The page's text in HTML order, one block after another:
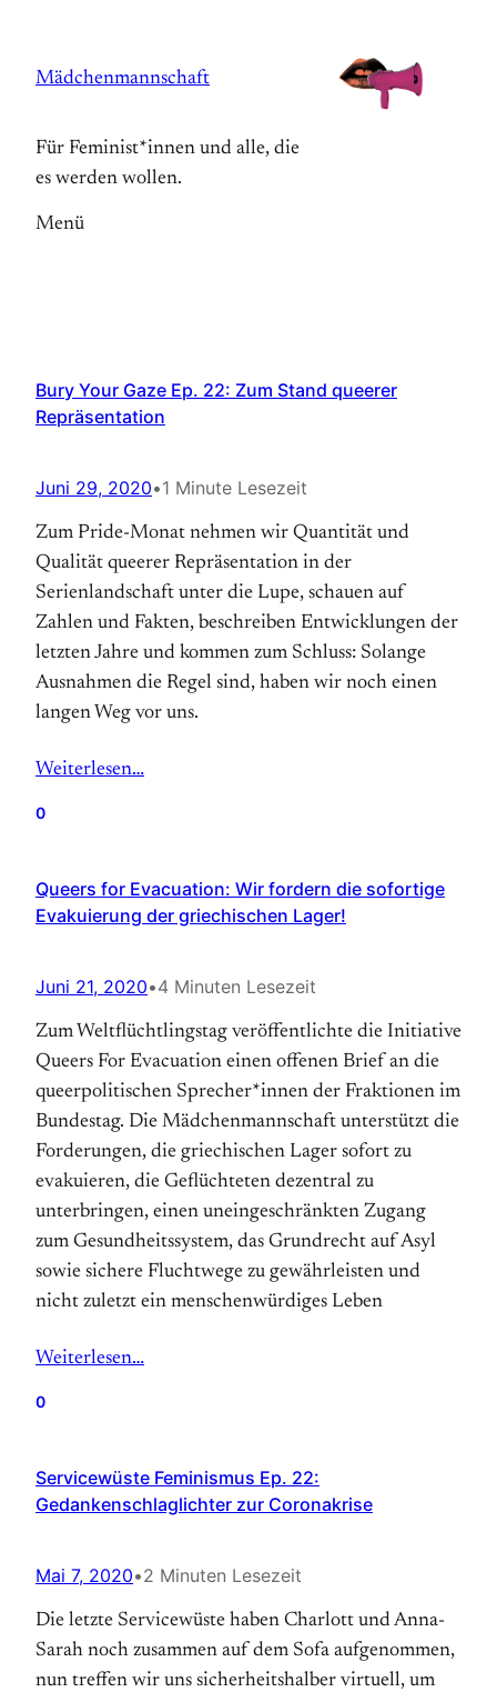
springen
Mädchenmannschaft
Für Feminist*innen und alle, die
es werden wollen.
Menü
Bury Your Gaze Ep. 22: Zum Stand queerer
Repräsentation
Juni 29, 2020•1 Minute Lesezeit
Zum Pride-Monat nehmen wir Quantität und
Qualität queerer Repräsentation in der
Serienlandschaft unter die Lupe, schauen auf
Zahlen und Fakten, beschreiben Entwicklungen der
letzten Jahre und kommen zum Schluss: Solange
Ausnahmen die Regel sind, haben wir noch einen
langen Weg vor uns.
Weiterlesen…
0
Queers for Evacuation: Wir fordern die sofortige
Evakuierung der griechischen Lager!
Juni 21, 2020•4 Minuten Lesezeit
Zum Weltflüchtlingstag veröffentlichte die Initiative
Queers For Evacuation einen offenen Brief an die
queerpolitischen Sprecher*innen der Fraktionen im
Bundestag. Die Mädchenmannschaft unterstützt die
Forderungen, die griechischen Lager sofort zu
evakuieren, die Geflüchteten dezentral zu
unterbringen, einen uneingeschränkten Zugang
zum Gesundheitssystem, das Grundrecht auf Asyl
sowie sichere Fluchtwege zu gewährleisten und
nicht zuletzt ein menschenwürdiges Leben
Weiterlesen…
0
Servicewüste Feminismus Ep. 22:
Gedankenschlaglichter zur Coronakrise
Mai 7, 2020•2 Minuten Lesezeit
Die letzte Servicewüste haben Charlott und Anna-
Sarah noch zusammen auf dem Sofa aufgenommen,
nun treffen wir uns sicherheitshalber virtuell, um